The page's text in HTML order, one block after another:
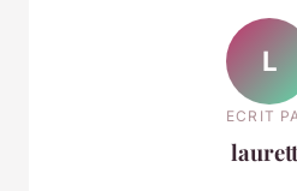
L
ECRIT